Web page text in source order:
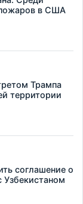
в США
Трампа
территории
соглашение о
Узбекистаном